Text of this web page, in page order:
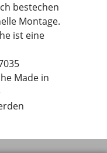
bestechen
Montage.
ist eine
Made in